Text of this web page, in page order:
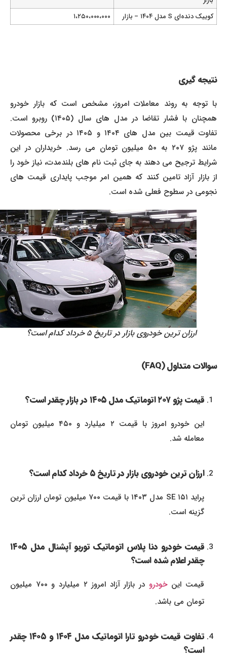
کوییک دنده‌ای S مدل ۱۴۰۴ – بازار
۱،۲۵۰،۰۰۰،۰۰۰
نتیجه گیری
با توجه به روند معاملات امروز، مشخص است که بازار خودرو
همچنان با فشار تقاضا در مدل های سال (۱۴۰۵) روبرو است.
تفاوت قیمت بین مدل های ۱۴۰۴ و ۱۴۰۵ در برخی محصولات
مانند پژو ۲۰۷ به ۵۰ میلیون تومان می رسد. خریداران در این
شرایط ترجیح می دهند به جای ثبت نام های بلندمدت، نیاز خود را
از بازار آزاد تامین کنند که همین امر موجب پایداری قیمت های
نجومی در سطوح فعلی شده است.
ارزان ترین خودروی بازار در تاریخ ۵ خرداد کدام است؟
سوالات متداول (FAQ)
قیمت پژو ۲۰۷ اتوماتیک مدل ۱۴۰۵ در بازار چقدر است؟
این خودرو امروز با قیمت ۲ میلیارد و ۴۵۰ میلیون تومان
معامله شد.
ارزان ترین خودروی بازار در تاریخ ۵ خرداد کدام است؟
پراید SE ۱۵۱ مدل ۱۴۰۳ با قیمت ۷۰۰ میلیون تومان ارزان ترین
گزینه است.
قیمت خودرو دنا پلاس اتوماتیک توربو آپشنال مدل ۱۴۰۵
چقدر اعلام شده است؟
قیمت اینخودرو
در بازار آزاد امروز ۲ میلیارد و ۷۰۰ میلیون
تومان می باشد.
تفاوت قیمت خودرو تارا اتوماتیک مدل ۱۴۰۴ و ۱۴۰۵ چقدر
است؟